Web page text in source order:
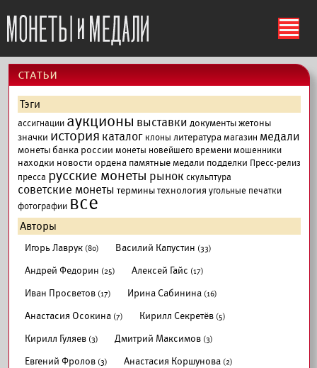
ś
cтатьи
Тэги
ассигнации аукционы выставки документыжетоны
значки история каталог клоны литературамагазин медали
монеты банка россии монеты новейшего временимошенники
находки новости ордена памятные медали подделки Пресс-релиз
пресса русские монеты рынок скульптура
советские монеты терминытехнология угольные печатки
фотографии все
Авторы
Игорь Лаврук (80) Василий Капустин (33)
Андрей Федорин (25) Алексей Гайс (17)
Иван Просветов (17) Ирина Сабинина (16)
Анастасия Осокина (7) Кирилл Секретёв (5)
Кирилл Гуляев (3) Дмитрий Максимов (3)
Евгений Фролов (3) Анастасия Коршунова (2)